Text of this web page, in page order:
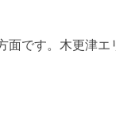
面です。木更津